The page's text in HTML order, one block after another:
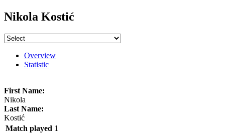
Nikola Kostić
Overview
Statistic
First Name:
Nikola
Last Name:
Kostić
Match played 1